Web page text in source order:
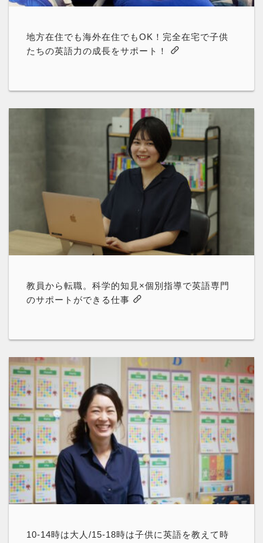
地方在住でも海外在住でもOK！完全在宅で子供
たちの英語力の成長をサポート！
教員から転職。科学的知見×個別指導で英語専門
のサポートができる仕事
10-14時は大人/15-18時は子供に英語を教えて時